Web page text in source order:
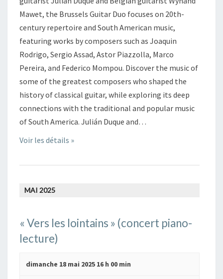
i
o
n
d
e
v
u
e
s
É
è
m
t
s
Mawet, the Brussels Guitar Duo focuses on 20th-
century repertoire and South American music,
featuring works by composers such as Joaquin
Rodrigo, Sergio Assad, Astor Piazzolla, Marco
Pereira, and Federico Mompou. Discover the music of
some of the greatest composers who shaped the
history of classical guitar, while exploring its deep
connections with the traditional and popular music
of South America. Julián Duque and…
Voir les détails »
MAI 2025
« Vers les lointains » (concert piano-
lecture)
dimanche 18 mai 2025 16 h 00 min